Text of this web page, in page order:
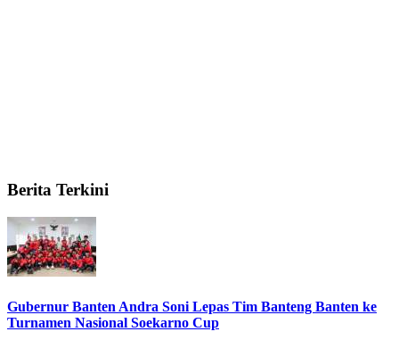
Berita Terkini
Gubernur Banten Andra Soni Lepas Tim Banteng Banten ke
Turnamen Nasional Soekarno Cup